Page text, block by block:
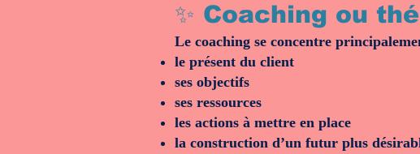
✨ Coaching ou
Le coaching se concentre
le présent du client
ses objectifs
ses ressources
les actions à mettre en place
la construction d’un futur plus